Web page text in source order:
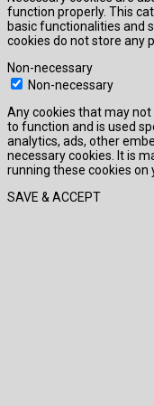
function properly. This
basic functionalities and
cookies do not store any
Non-necessary
Non-necessary
Any cookies that may
to function and is used
analytics, ads, other
necessary cookies. It is
running these cookies on
SAVE & ACCEPT